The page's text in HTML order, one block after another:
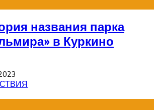
названия парка
в Куркино